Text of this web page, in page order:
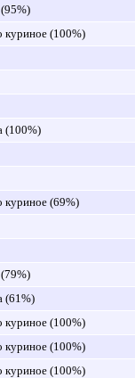
куриное (100%)
(100%)
куриное (69%)
(61%)
куриное (100%)
куриное (100%)
куриное (100%)